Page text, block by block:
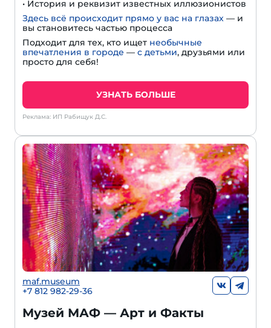
• История и реквизит известных иллюзионистов
Здесь всё происходит прямо у вас на глазах — и
вы становитесь частью процесса
Подходит для тех, кто ищет необычные
впечатления в городе — с детьми, друзьями или
просто для себя!
УЗНАТЬ БОЛЬШЕ
Реклама: ИП Рабищук Д.С.
maf.museum
+7 812 982-29-36
Музей МАФ — Арт и Факты